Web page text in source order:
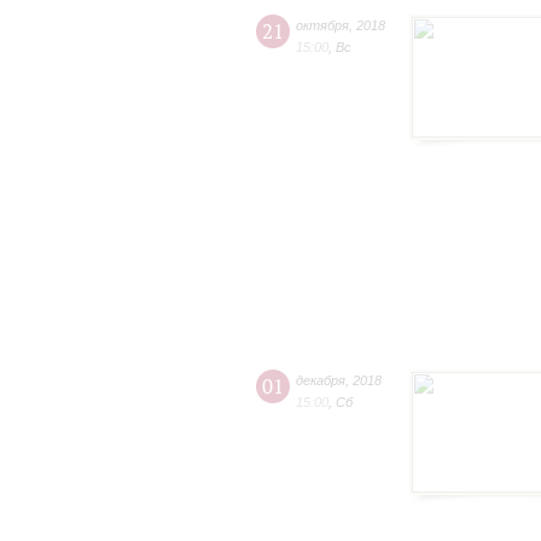
21 октября 2018
15:00 Вс
01 декабря 2018
15:00 Сб